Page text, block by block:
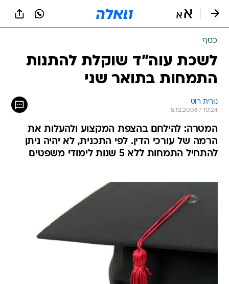
כסף
לשכת עוה"ד שוקלת להתנות
התמחות בתואר שני
נורית רוט
8.12.2008 / 10:24
המטרה: להילחם בהצפת המקצוע ולהעלות את
הרמה של עורכי הדין. לפי התכנית, לא יהיה ניתן
להתחיל התמחות ללא 5 שנות לימודי משפטים